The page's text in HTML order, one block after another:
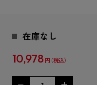
在庫なし
10,978 円